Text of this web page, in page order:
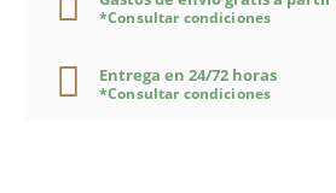
*Consultar condiciones
Entrega en 24/72 horas
*Consultar condiciones